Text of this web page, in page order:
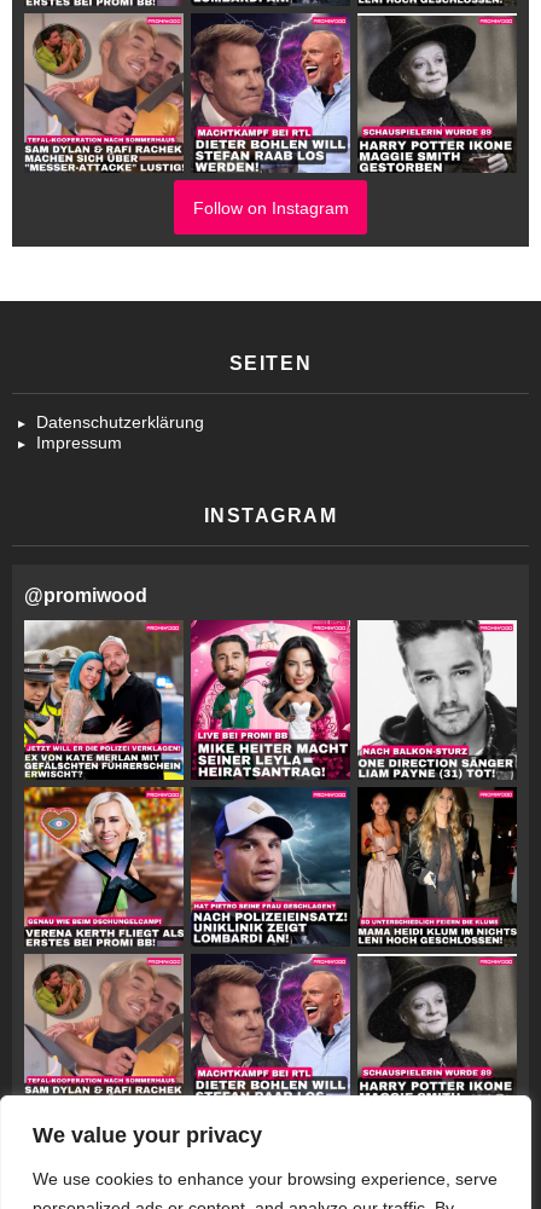
We value your privacy
We use cookies to enhance your browsing experience, serve
Follow on Instagram
SEITEN
Datenschutzerklärung
Impressum
INSTAGRAM
@promiwood
Follow on Instagram